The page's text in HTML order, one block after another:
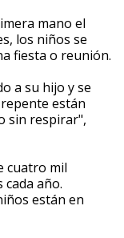
mano el
los niños se
fiesta o reunión.
a su hijo y se
están
sin respirar",
cuatro mil
año.
están en